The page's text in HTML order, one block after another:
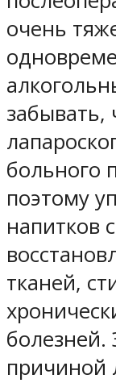
очень
забывать,
больного
поэтому
напитков
тканей,
болезней.
причиной